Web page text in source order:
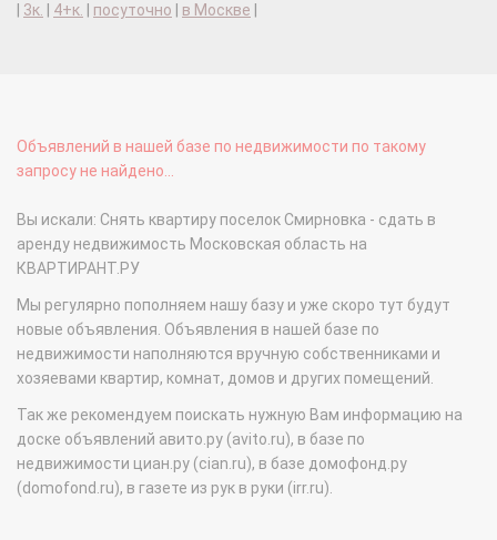
3к. 4+к. посуточно в Москве
Объявлений в нашей базе по недвижимости по такому
запросу не найдено...
Вы искали: Снять квартиру поселок Смирновка - сдать в
аренду недвижимость Московская область на
КВАРТИРАНТ.РУ
Мы регулярно пополняем нашу базу и уже скоро тут будут
новые объявления. Объявления в нашей базе по
недвижимости наполняются вручную собственниками и
хозяевами квартир, комнат, домов и других помещений.
Так же рекомендуем поискать нужную Вам информацию на
доске объявлений авито.ру (avito.ru), в базе по
недвижимости циан.ру (cian.ru), в базе домофонд.ру
(domofond.ru), в газете из рук в руки (irr.ru).